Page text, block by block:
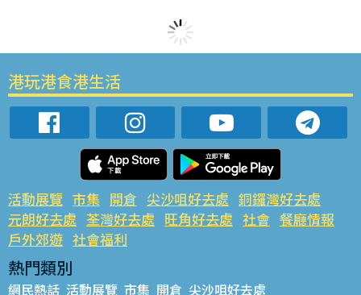
港玩港食港生活
活動展覽 市集 開倉 尖沙咀好去處 銅鑼灣好去處
元朗好去處 荃灣好去處 旺角好去處 社會 餐廳情報
戶外郊遊 社會福利
熱門類別
網民熱話 活動展覽 市集 開倉 尖沙咀好去處